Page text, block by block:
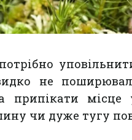
не
припікати місце
чи дуже тугу